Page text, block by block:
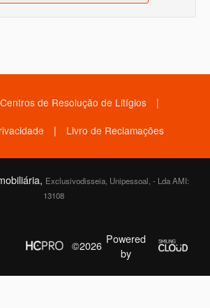
Centros de Resolução de Litígios |
| Livro de Reclamações
Exclusivodisseia, Unipessoal, - Lda AMI:
13108
©2026 Powered
by